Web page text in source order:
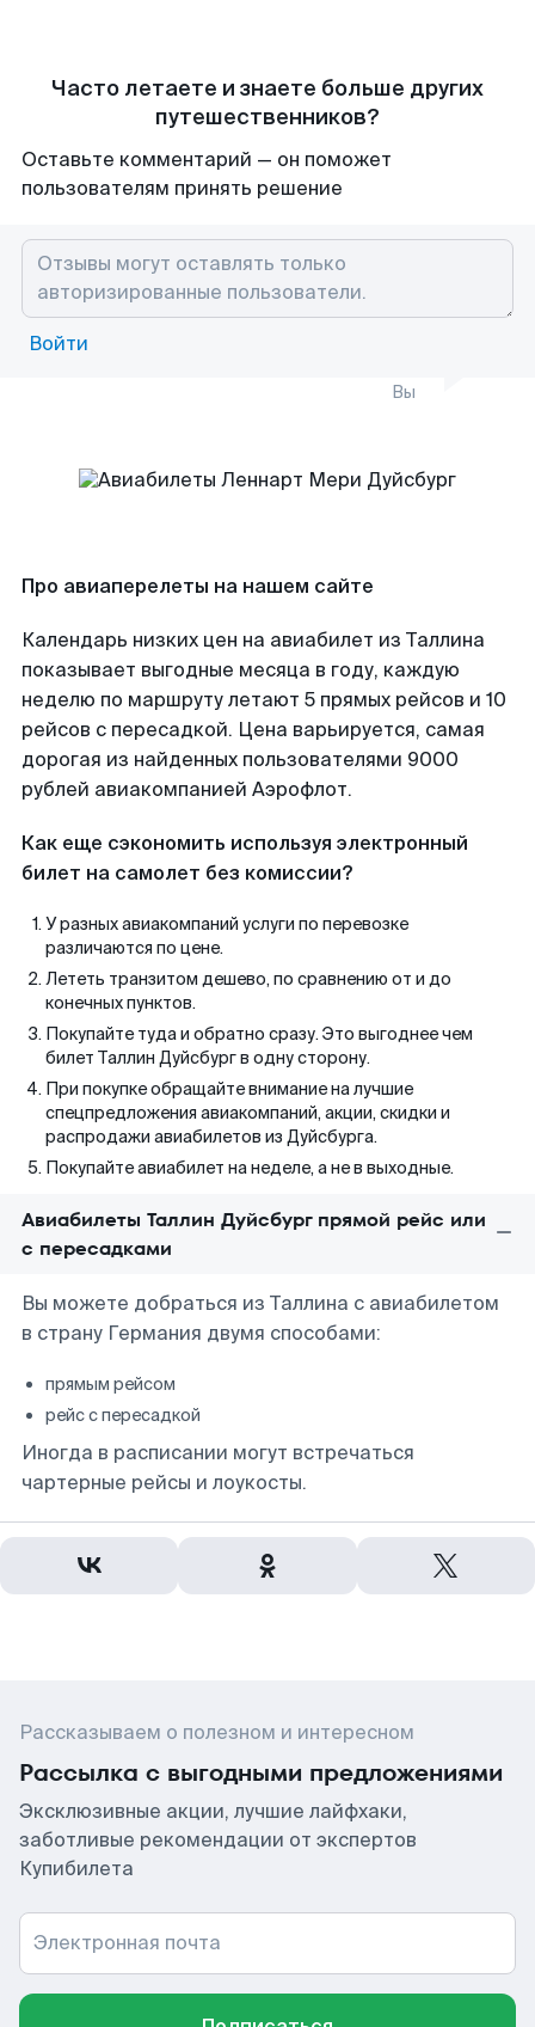
Часто летаете и знаете больше других
путешественников?
Оставьте комментарий — он поможет
пользователям принять решение
Войти
Вы
Про авиаперелеты на нашем сайте
Календарь низких цен на авиабилет из Таллина
показывает выгодные месяца в году, каждую
неделю по маршруту летают 5 прямых рейсов и 10
рейсов с пересадкой. Цена варьируется, самая
дорогая из найденных пользователями 9000
рублей авиакомпанией Аэрофлот.
Как еще сэкономить используя электронный
билет на самолет без комиссии?
У разных авиакомпаний услуги по перевозке
различаются по цене.
Лететь транзитом дешево, по сравнению от и до
конечных пунктов.
Покупайте туда и обратно сразу. Это выгоднее чем
билет Таллин Дуйсбург в одну сторону.
При покупке обращайте внимание на лучшие
спецпредложения авиакомпаний, акции, скидки и
распродажи авиабилетов из Дуйсбурга.
Покупайте авиабилет на неделе, а не в выходные.
Авиабилеты Таллин Дуйсбург прямой рейс или
с пересадками
Вы можете добраться из Таллина с авиабилетом
в страну Германия двумя способами:
прямым рейсом
рейс с пересадкой
Иногда в расписании могут встречаться
чартерные рейсы и лоукосты.
Рассказываем о полезном и интересном
Рассылка с выгодными предложениями
Эксклюзивные акции, лучшие лайфхаки,
заботливые рекомендации от экспертов
Купибилета
Электронная почта